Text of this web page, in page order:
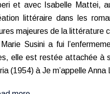
et avec Isabelle Mattei,
littéraire dans les
majeures de la littérature
Susini a fui
elle est restée attachée à
(1954) à Je m’appelle Anna